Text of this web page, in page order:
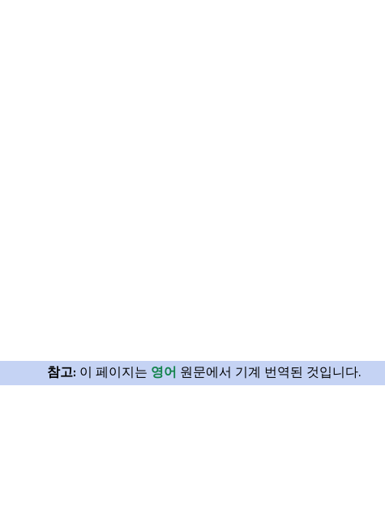
참고: 이 페이지는 영어 원문에서 기계 번역된 것입니다.